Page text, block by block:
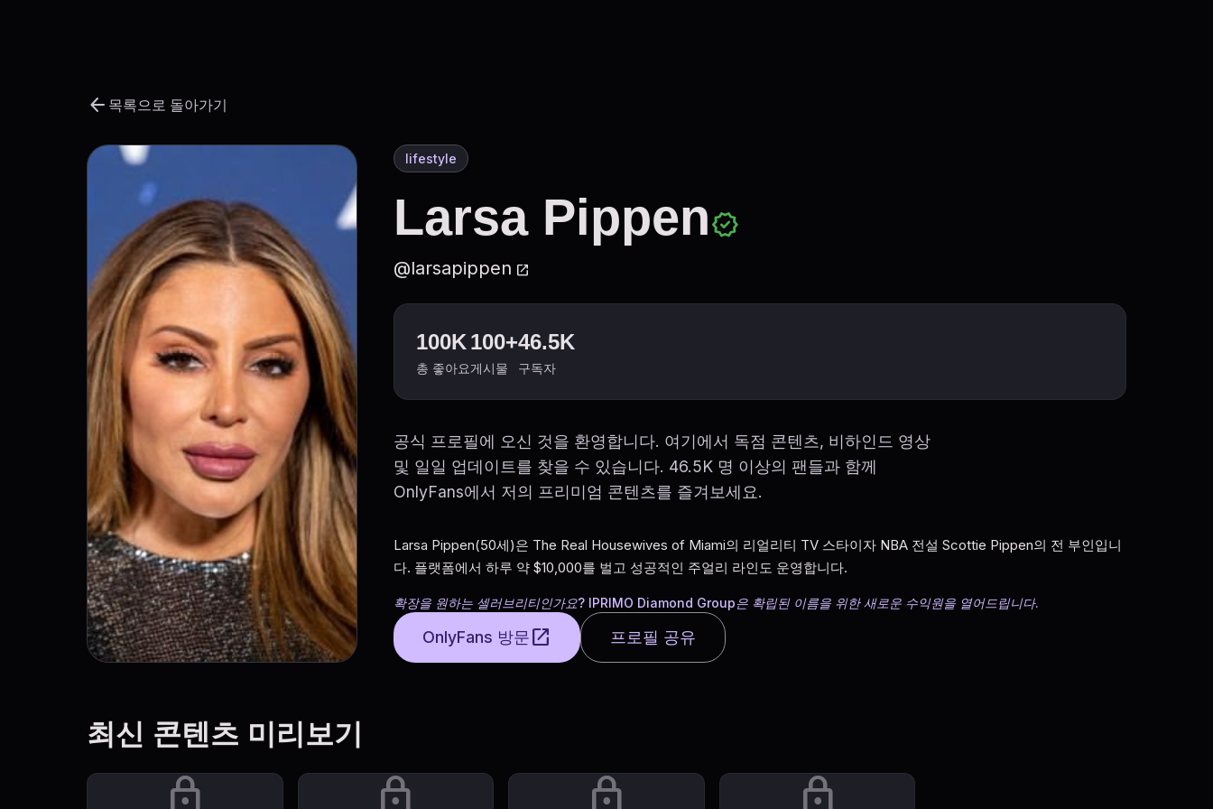
arrow_back 목록으로 돌아가기
lifestyle
Larsa Pippenverified
@larsapippen open_in_new
100K
총 좋아요
100+
게시물
46.5K
구독자
공식 프로필에 오신 것을 환영합니다. 여기에서 독점 콘텐츠, 비하인드 영상
및 일일 업데이트를 찾을 수 있습니다. 46.5K 명 이상의 팬들과 함께
OnlyFans에서 저의 프리미엄 콘텐츠를 즐겨보세요.
Larsa Pippen(50세)은 The Real Housewives of Miami의 리얼리티 TV 스타이자 NBA 전설 Scottie Pippen의 전 부인입니
다. 플랫폼에서 하루 약 $10,000를 벌고 성공적인 주얼리 라인도 운영합니다.
확장을 원하는 셀러브리티인가요? IPRIMO Diamond Group은 확립된 이름을 위한 새로운 수익원을 열어드립니다.
OnlyFans 방문open_in_new 프로필 공유
최신 콘텐츠 미리보기
lock lock lock lock